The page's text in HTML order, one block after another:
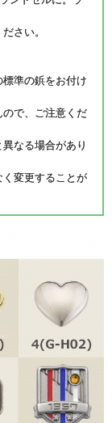
さい。
準の鋲をお付け
で、ご注意くだ
なる場合があり
変更することが